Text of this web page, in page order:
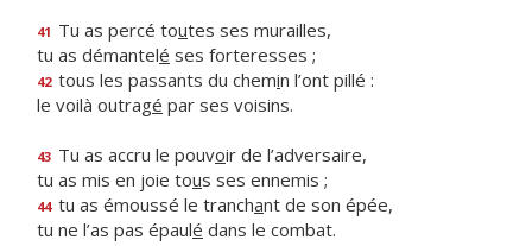
41 Tu as percé toutes ses murailles,
tu as démantelé ses forteresses ;
42 tous les passants du chemin l’ont pillé :
le voilà outragé par ses voisins.
43 Tu as accru le pouvoir de l’adversaire,
tu as mis en joie tous ses ennemis ;
44 tu as émoussé le tranchant de son épée,
tu ne l’as pas épaulé dans le combat.